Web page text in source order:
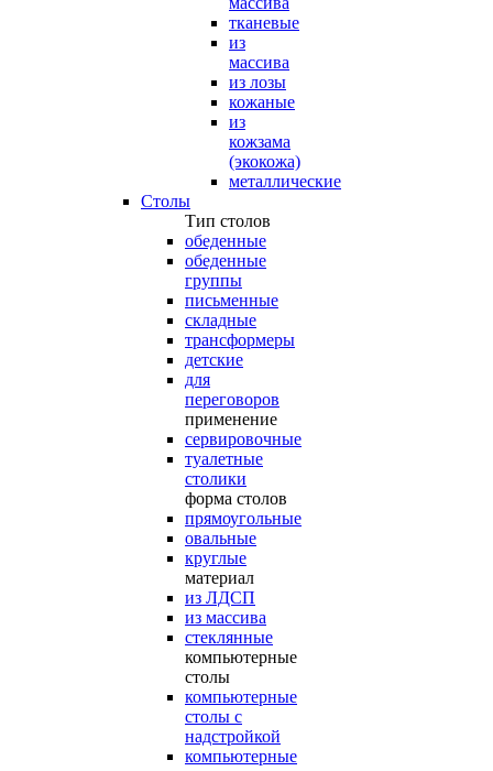
тканевые
из
массива
из лозы
кожаные
из
кожзама
(экокожа)
металлические
Столы
Тип столов
обеденные
обеденные
группы
письменные
складные
трансформеры
детские
для
переговоров
применение
сервировочные
туалетные
столики
форма столов
прямоугольные
овальные
круглые
материал
из ЛДСП
из массива
стеклянные
компьютерные
столы
компьютерные
столы с
надстройкой
компьютерные